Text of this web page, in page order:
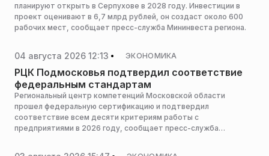
планируют открыть в Серпухове в 2028 году. Инвестиции в
проект оценивают в 6,7 млрд рублей, он создаст около 600
рабочих мест, сообщает пресс-служба Мининвеста региона.
04 августа 2026 12:13 ЭКОНОМИКА
РЦК Подмосковья подтвердил соответствие
федеральным стандартам
Региональный центр компетенций Московской области
прошел федеральную сертификацию и подтвердил
соответствие всем десяти критериям работы с
предприятиями в 2026 году, сообщает пресс-служба